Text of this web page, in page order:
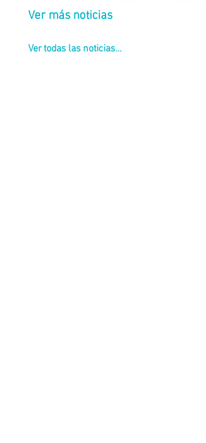
Ver más noticias
Ver todas las noticias...